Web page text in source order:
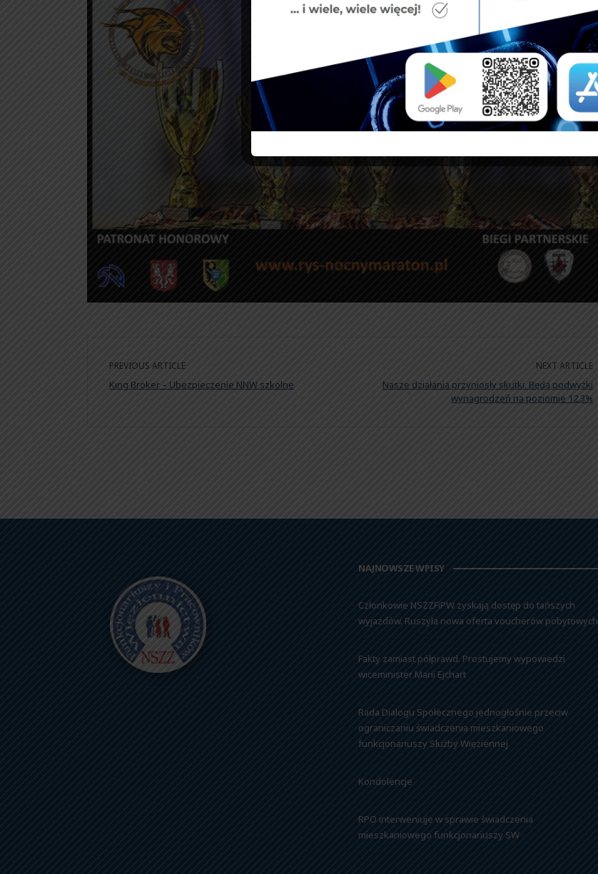
PREVIOUS ARTICLE
King Broker – Ubezpieczenie NNW szkolne
NEXT ARTICLE
Nasze działania przyniosły skutki. Będą podwyżki
wynagrodzeń na poziomie 12.3%
NAJNOWSZE WPISY
Członkowie NSZZFiPW zyskają dostęp do tańszych
wyjazdów. Ruszyła nowa oferta voucherów pobytowych
Fakty zamiast półprawd. Prostujemy wypowiedzi
wiceminister Marii Ejchart
Rada Dialogu Społecznego jednogłośnie przeciw
ograniczaniu świadczenia mieszkaniowego
funkcjonariuszy Służby Więziennej
Kondolencje
RPO interweniuje w sprawie świadczenia
mieszkaniowego funkcjonariuszy SW